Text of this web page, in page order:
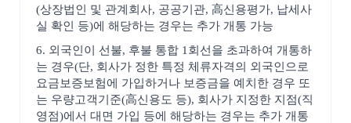
(상장법인 및 관계회사, 공공기관, 高신용평가, 납세사
실 확인 등)에 해당하는 경우는 추가 개통 가능
6. 외국인이 선불, 후불 통합 1회선을 초과하여 개통하
는 경우(단, 회사가 정한 특정 체류자격의 외국인으로
요금보증보험에 가입하거나 보증금을 예치한 경우 또
는 우량고객기준(高신용도 등), 회사가 지정한 지점(직
영점)에서 대면 가입 등에 해당하는 경우는 추가 개통